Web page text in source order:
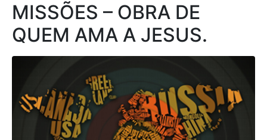
MISSÕES – OBRA DE
QUEM AMA A JESUS.